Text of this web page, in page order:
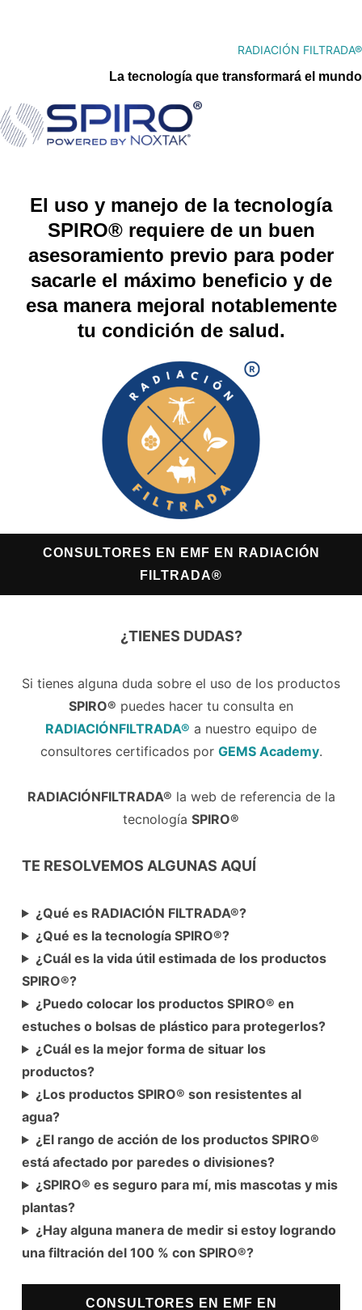
RADIACIÓN FILTRADA®
La tecnología que transformará el mundo
El uso y manejo de la tecnología
SPIRO® requiere de un buen
asesoramiento previo para poder
sacarle el máximo beneficio y de
esa manera mejoral notablemente
tu condición de salud.
CONSULTORES EN EMF EN RADIACIÓN
FILTRADA®
¿TIENES DUDAS?
Si tienes alguna duda sobre el uso de los productos
SPIRO® puedes hacer tu consulta en
RADIACIÓNFILTRADA® a nuestro equipo de
consultores certificados por GEMS Academy.
RADIACIÓNFILTRADA® la web de referencia de la
tecnología SPIRO®
TE RESOLVEMOS ALGUNAS AQUÍ
¿Qué es RADIACIÓN FILTRADA®?
¿Qué es la tecnología SPIRO®?
¿Cuál es la vida útil estimada de los productos
SPIRO®?
¿Puedo colocar los productos SPIRO® en
estuches o bolsas de plástico para protegerlos?
¿Cuál es la mejor forma de situar los
productos?
¿Los productos SPIRO® son resistentes al
agua?
¿El rango de acción de los productos SPIRO®
está afectado por paredes o divisiones?
¿SPIRO® es seguro para mí, mis mascotas y mis
plantas?
¿Hay alguna manera de medir si estoy logrando
una filtración del 100 % con SPIRO®?
CONSULTORES EN EMF EN